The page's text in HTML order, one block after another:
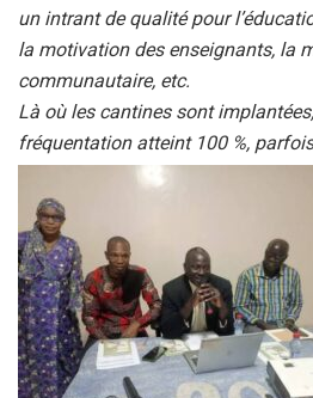
un intrant de qualité pour
la motivation des enseignants, la
communautaire, etc.
‎Là où les cantines sont
fréquentation atteint 100 %,